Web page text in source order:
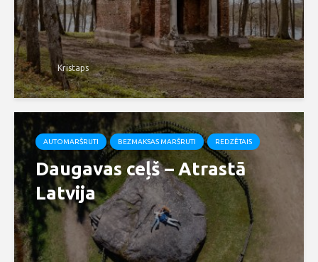
Kristaps
AUTOMARŠRUTI BEZMAKSAS MARŠRUTI REDZĒTAIS
Daugavas ceļš – Atrastā
Latvija